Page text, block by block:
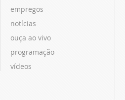
empregos
notícias
ouça ao vivo
programação
vídeos